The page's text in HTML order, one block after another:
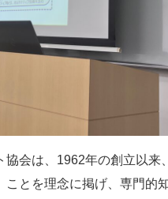
会は、1962年の創立以来
とを理念に掲げ、専門的